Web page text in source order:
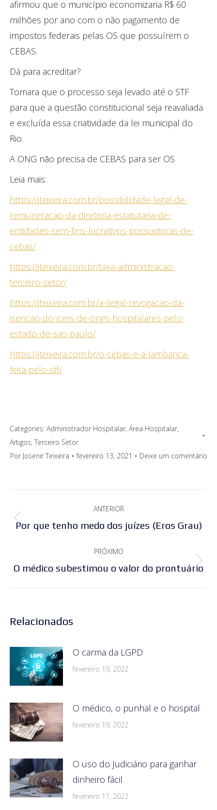
afirmou que o município economizaria R$ 60
milhões por ano com o não pagamento de
impostos federais pelas OS que possuírem o
CEBAS.
Dá para acreditar?
Tomara que o processo seja levado até o STF
para que a questão constitucional seja reavaliada
e excluída essa criatividade da lei municipal do
Rio.
A ONG não precisa de CEBAS para ser OS
Leia mais:
https://jteixeira.com.br/possibilidade-legal-de-
remuneracao-da-diretoria-estatutaria-de-
entidades-sem-fins-lucrativos-possuidoras-de-
cebas/
https://jteixeira.com.br/taxa-administracao-
terceiro-setor/
https://jteixeira.com.br/a-ilegal-revogacao-da-
isencao-do-icms-de-ongs-hospitalares-pelo-
estado-de-sao-paulo/
https://jteixeira.com.br/o-cebas-e-a-lambanca-
feita-pelo-stf/
Categories: Administrador Hospitalar, Área Hospitalar,
Artigos, Terceiro Setor
Por Josenir Teixeira fevereiro 13, 2021 Deixe um comentário
de
ANTERIOR
Post
Por que tenho medo dos juízes (Eros Grau)
PRÓXIMO
Próximo
O médico subestimou o valor do prontuário
Relacionados
O carma da LGPD
fevereiro 19, 2022
O médico, o punhal e o hospital
fevereiro 19, 2022
O uso do Judiciário para ganhar
dinheiro fácil
fevereiro 17, 2022